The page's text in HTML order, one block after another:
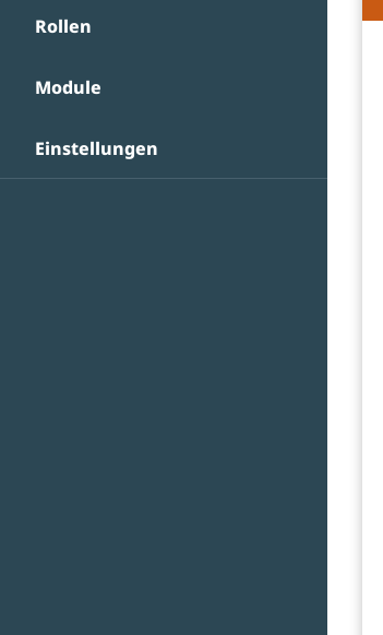
Rollen
Module
Einstellungen